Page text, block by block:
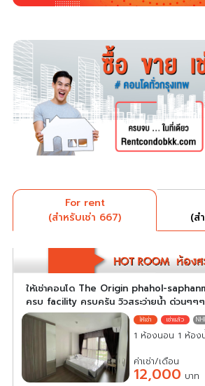
For rent
(สำหรับเช่า 667)
(ส
ให้เช่าคอนโด The Origin phahol-
ครบ facility ครบครัน วิวสระว่ายน้ำ ด่วนๆๆๆ
1 ห้องนอน 1 ห้อง
ค่าเช่า/เดือน
12,000 บาท